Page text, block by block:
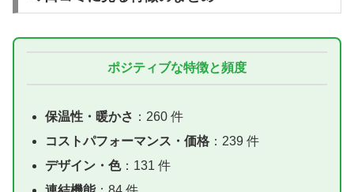
ポジティブな特徴と頻度
保温性・暖かさ ：260 件
コストパフォーマンス・価格 ：239 件
デザイン・色：131 件